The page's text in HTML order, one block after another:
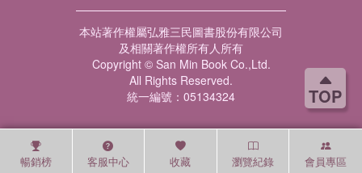
TOP
暢銷榜 客服中心 收藏 瀏覽紀錄 會員專區
本站著作權屬弘雅三民圖書股份有限公司
及相關著作權所有人所有
Copyright © San Min Book Co.,Ltd.
All Rights Reserved.
統一編號：05134324